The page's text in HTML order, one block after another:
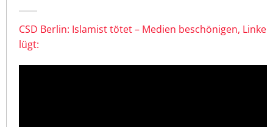
CSD Berlin: Islamist tötet – Medien beschönigen, Linke
lügt: